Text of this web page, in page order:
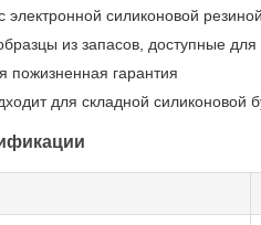
электронной силиконовой
из запасов, доступные для
пожизненная гарантия
для складной силиконовой